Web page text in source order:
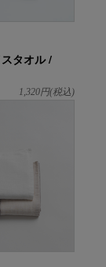
タオル /
1,320円(税込)